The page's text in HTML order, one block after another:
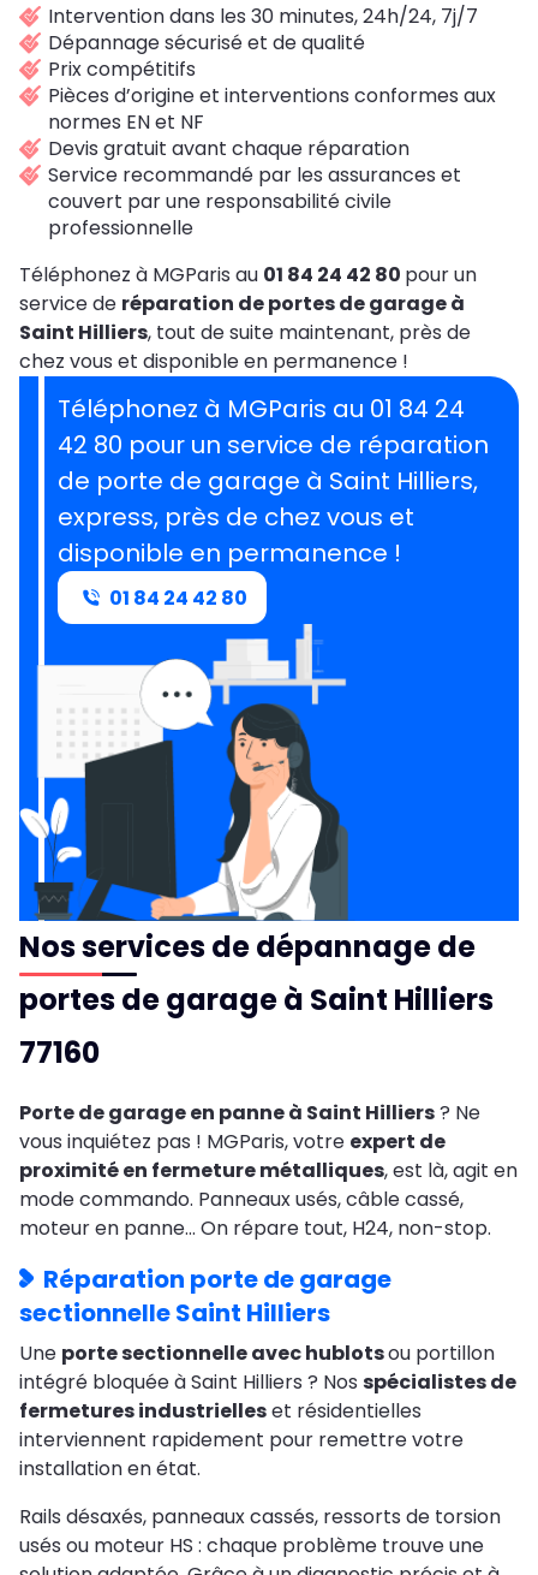
Intervention dans les 30 minutes, 24h/24, 7j/7
Dépannage sécurisé et de qualité
Prix compétitifs
Pièces d’origine et interventions conformes aux
normes EN et NF
Devis gratuit avant chaque réparation
Service recommandé par les assurances et
couvert par une responsabilité civile
professionnelle
Téléphonez à MGParis au 01 84 24 42 80 pour un
service de réparation de portes de garage à
Saint Hilliers, tout de suite maintenant, près de
chez vous et disponible en permanence !
Téléphonez à MGParis au 01 84 24
42 80 pour un service de réparation
de porte de garage à Saint Hilliers,
express, près de chez vous et
disponible en permanence !
01 84 24 42 80
Nos services de dépannage de
portes de garage à Saint Hilliers
77160
Porte de garage en panne à Saint Hilliers? Ne
vous inquiétez pas ! MGParis, votre expert de
proximité en fermeture métalliques, est là, agit en
mode commando. Panneaux usés, câble cassé,
moteur en panne… On répare tout, H24, non-stop.
Réparation porte de garage
sectionnelle Saint Hilliers
Une porte sectionnelle avec hublotsou portillon
intégré bloquée à Saint Hilliers ? Nos spécialistes de
fermetures industrielleset résidentielles
interviennent rapidement pour remettre votre
installation en état.
Rails désaxés, panneaux cassés, ressorts de torsion
usés ou moteur HS : chaque problème trouve une